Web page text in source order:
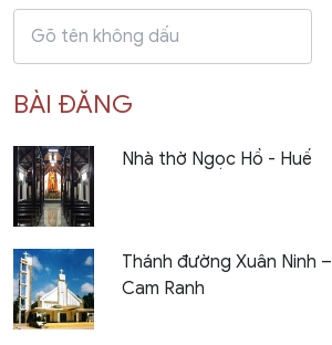
BÀI ĐĂNG
Nhà thờ Ngọc Hồ - Huế
Thánh đường Xuân Ninh –
Cam Ranh